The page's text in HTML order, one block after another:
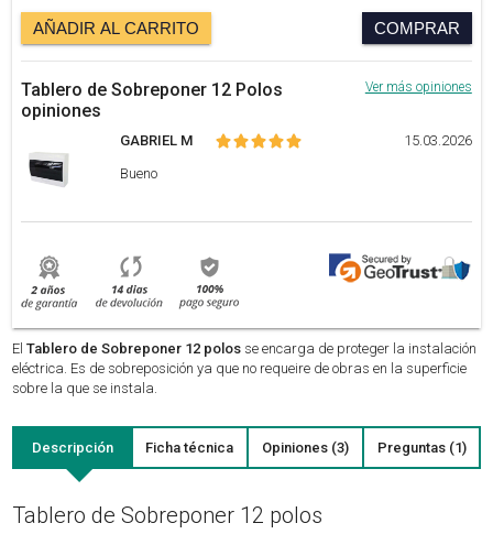
AÑADIR AL CARRITO COMPRAR
Tablero de Sobreponer 12 Polos
opiniones
Ver más opiniones
GABRIEL M
15.03.2026
Bueno
ElTablero de Sobreponer 12 polos se encarga de proteger la instalación
eléctrica. Es de sobreposición ya que no requeire de obras en la superficie
sobre la que se instala.
Descripción Ficha técnica Opiniones (3) Preguntas (1)
Tablero de Sobreponer 12 polos